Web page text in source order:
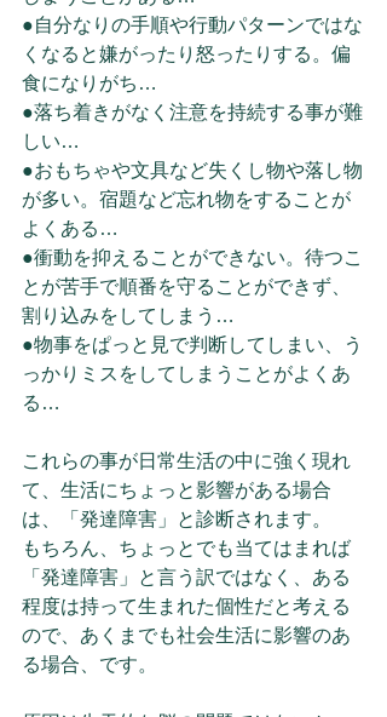
●自分なりの手順や行動パターンではな
くなると嫌がったり怒ったりする。偏
食になりがち…
●落ち着きがなく注意を持続する事が難
しい…
●おもちゃや文具など失くし物や落し物
が多い。宿題など忘れ物をすることが
よくある…
●衝動を抑えることができない。待つこ
とが苦手で順番を守ることができず、
割り込みをしてしまう…
●物事をぱっと見で判断してしまい、う
っかりミスをしてしまうことがよくあ
る…
これらの事が日常生活の中に強く現れ
て、生活にちょっと影響がある場合
は、「発達障害」と診断されます。
もちろん、ちょっとでも当てはまれば
「発達障害」と言う訳ではなく、ある
程度は持って生まれた個性だと考える
ので、あくまでも社会生活に影響のあ
る場合、です。